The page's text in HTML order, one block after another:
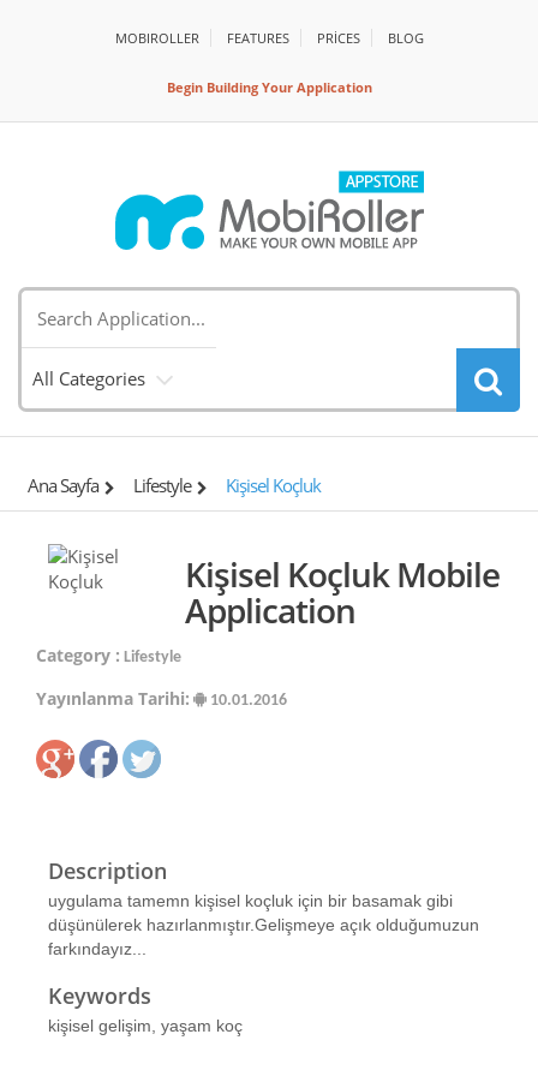
MOBIROLLER FEATURES PRİCES BLOG
Begin Building Your Application
All Categories
Ana Sayfa Lifestyle Kişisel Koçluk
Kişisel Koçluk Mobile
Application
Category : Lifestyle
Yayınlanma Tarihi: 10.01.2016
Description
uygulama tamemn kişisel koçluk için bir basamak gibi
düşünülerek hazırlanmıştır.Gelişmeye açık olduğumuzun
farkındayız...
Keywords
kişisel gelişim, yaşam koç